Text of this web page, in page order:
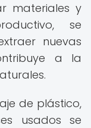
materiales y
se
nuevas
a la
de plástico,
usados se